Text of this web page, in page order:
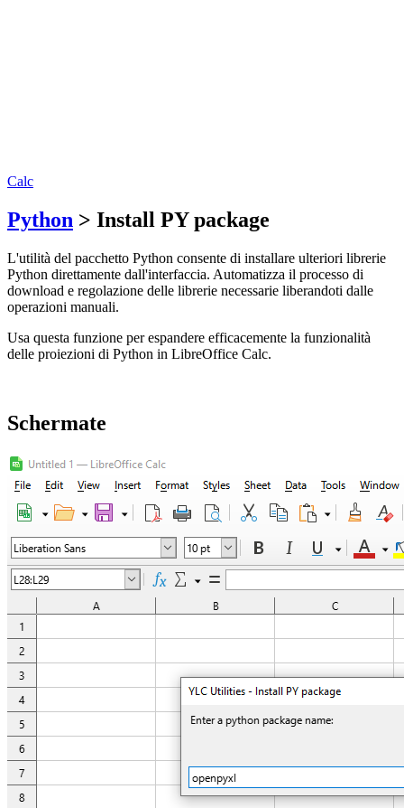
Calc
Python > Install PY package
L'utilità del pacchetto Python consente di installare ulteriori librerie
Python direttamente dall'interfaccia. Automatizza il processo di
download e regolazione delle librerie necessarie liberandoti dalle
operazioni manuali.
Usa questa funzione per espandere efficacemente la funzionalità
delle proiezioni di Python in LibreOffice Calc.
Schermate